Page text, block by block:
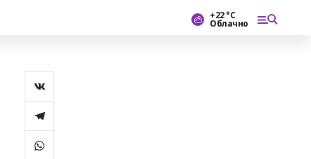
+22 °С
Облачно